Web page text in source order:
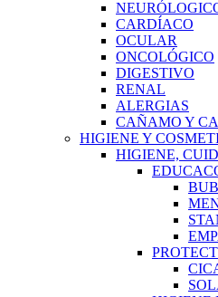
CARDÍACO
OCULAR
ONCOLÓGICO
DIGESTIVO
RENAL
ALERGIAS
CAÑAMO Y
HIGIENE Y
HIGIENE,